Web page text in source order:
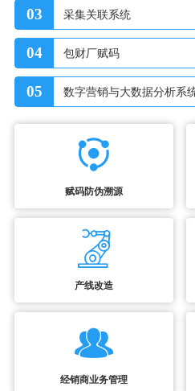
03 采集关联系统
04 包财厂赋码
05 数字营销与大数据分析系
赋码防伪溯源
产线改造
经销商业务管理